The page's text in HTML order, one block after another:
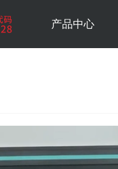
产品中心